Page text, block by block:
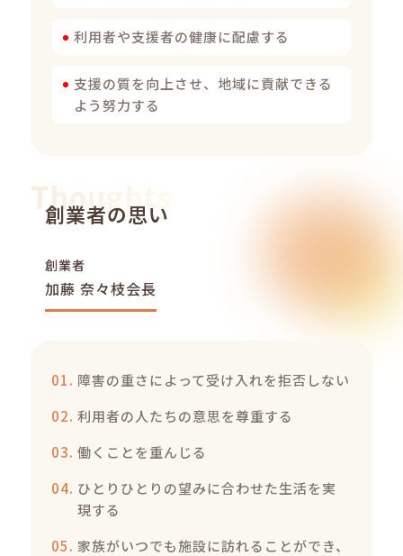
利用者や支援者の健康に配慮する
支援の質を向上させ、地域に貢献できる
よう努力する
Thoughts
創業者の思い
創業者
加藤 奈々枝会長
障害の重さによって受け入れを拒否しない
利用者の人たちの意思を尊重する
働くことを重んじる
ひとりひとりの望みに合わせた生活を実
現する
家族がいつでも施設に訪れることができ、